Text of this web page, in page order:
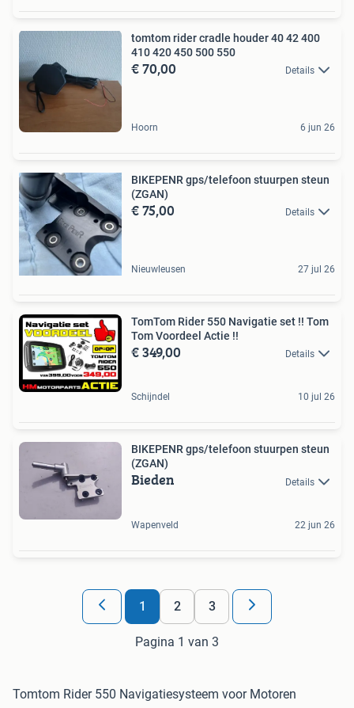
tomtom rider cradle houder 40 42 400
410 420 450 500 550
€ 70,00 Details
Hoorn 6 jun 26
BIKEPENR gps/telefoon stuurpen steun
(ZGAN)
€ 75,00 Details
Nieuwleusen 27 jul 26
TomTom Rider 550 Navigatie set !! Tom
Tom Voordeel Actie !!
€ 349,00 Details
Schijndel 10 jul 26
BIKEPENR gps/telefoon stuurpen steun
(ZGAN)
Bieden Details
Wapenveld 22 jun 26
1 2 3
Pagina 1 van 3
Tomtom Rider 550 Navigatiesysteem voor Motoren